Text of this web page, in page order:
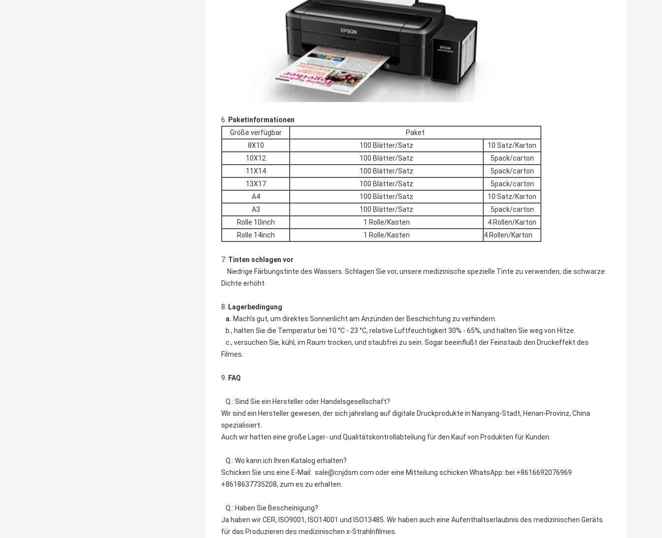
6. Paketinformationen
Größe verfügbar
Paket
8X10
100 Blätter/Satz
10 Satz/Karton
10X12
100 Blätter/Satz
5pack/carton
11X14
100 Blätter/Satz
5pack/carton
13X17
100 Blätter/Satz
5pack/carton
A4
100 Blätter/Satz
10 Satz/Karton
A3
100 Blätter/Satz
5pack/carton
Rolle 10inch
1 Rolle/Kasten
4 Rollen/Karton
Rolle 14inch
1 Rolle/Kasten 4 Rollen/Karton
7. Tinten schlagen vor
Niedrige Färbungstinte des Wassers. Schlagen Sie vor, unsere medizinische spezielle Tinte zu verwenden, die schwarze
Dichte erhöht.
8. Lagerbedingung
a. Mach's gut, um direktes Sonnenlicht am Anzünden der Beschichtung zu verhindern.
b., halten Sie die Temperatur bei 10 °C - 23 °C, relative Luftfeuchtigkeit 30% - 65%, und halten Sie weg von Hitze.
c., versuchen Sie, kühl, im Raum trocken, und staubfrei zu sein. Sogar beeinflußt der Feinstaub den Druckeffekt des
Filmes.
9. FAQ
Q.: Sind Sie ein Hersteller oder Handelsgesellschaft?
Wir sind ein Hersteller gewesen, der sich jahrelang auf digitale Druckprodukte in Nanyang-Stadt, Henan-Provinz, China
spezialisiert.
Auch wir hatten eine große Lager- und Qualitätskontrollabteilung für den Kauf von Produkten für Kunden.
Q.: Wo kann ich Ihren Katalog erhalten?
Schicken Sie uns eine E-Mail: sale@cnjdsm.com oder eine Mitteilung schicken WhatsApp: bei +8616692076969
+8618637735208, zum es zu erhalten.
Q.: Haben Sie Bescheinigung?
Ja haben wir CER, ISO9001, ISO14001 und ISO13485. Wir haben auch eine Aufenthaltserlaubnis des medizinischen Geräts
für das Produzieren des medizinischen x-Strahlnfilmes.